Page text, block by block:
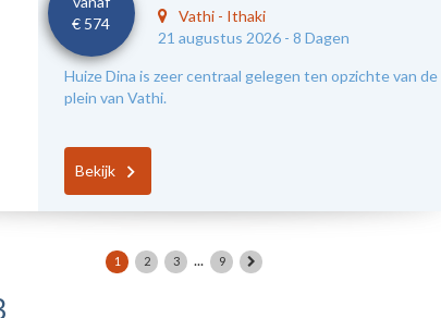
€ 574
Vathi - Ithaki
21 augustus 2026 -8 Dagen
Huize Dina is zeer centraal gelegen ten opzichte van
plein van Vathi.
Bekijk
1 2 3 ... 9